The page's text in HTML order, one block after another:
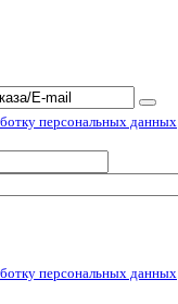
персональных данных
персональных данных